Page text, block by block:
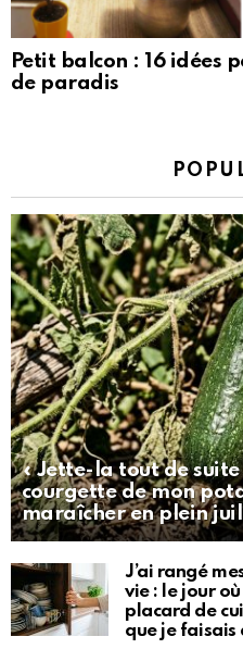
Petit balcon : 16 idées
de paradis
« Jette-la tout de suite
courgette de mon
maraîcher en plein
J’ai rangé
vie : le jour
placard de
que je faisais